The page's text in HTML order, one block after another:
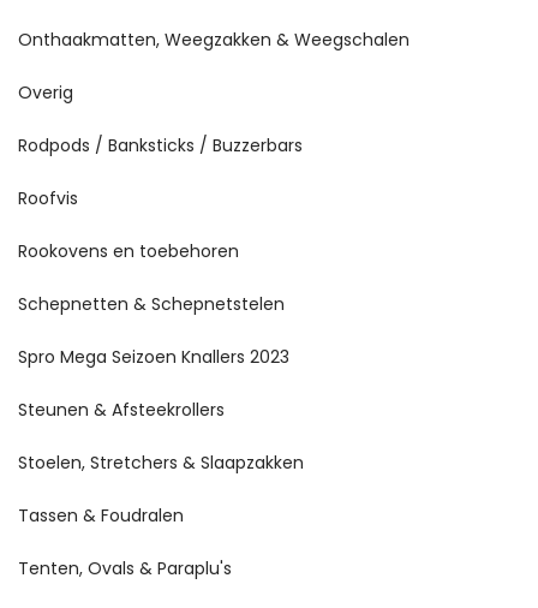
Onthaakmatten, Weegzakken & Weegschalen
Overig
Rodpods / Banksticks / Buzzerbars
Roofvis
Rookovens en toebehoren
Schepnetten & Schepnetstelen
Spro Mega Seizoen Knallers 2023
Steunen & Afsteekrollers
Stoelen, Stretchers & Slaapzakken
Tassen & Foudralen
Tenten, Ovals & Paraplu's